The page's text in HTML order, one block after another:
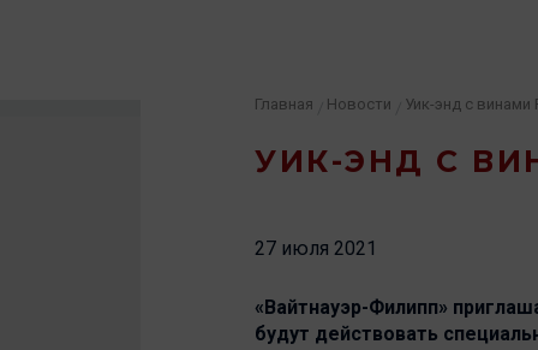
УИК-ЭНД С
Главная Новости Уик-энд с винами
27 июля 2021
«Вайтнауэр-Филипп»
будут действовать